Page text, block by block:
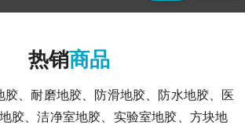
热销商品
、耐磨地胶、防滑地胶、防水地胶、医
胶、洁净室地胶、实验室地胶、方块地